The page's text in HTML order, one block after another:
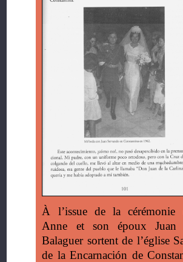
À l’issue de la cérémonie
Anne et son époux Juan
Balaguer sortent de l’église
de la Encarnación de